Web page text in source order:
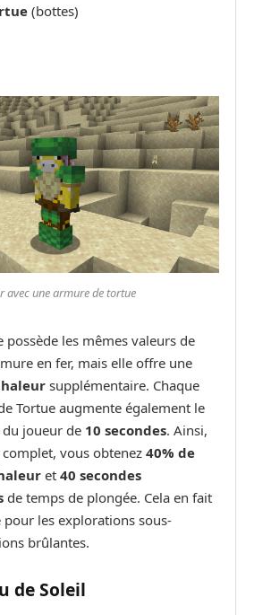
(bottes)
avec une armure de tortue
possède les mêmes valeurs de
en fer, mais elle offre une
supplémentaire. Chaque
Tortue augmente également le
joueur de 10 secondes. Ainsi,
vous obtenez 40% de
et 40 secondes
de temps de plongée. Cela en fait
les explorations sous-
brûlantes.
de Soleil